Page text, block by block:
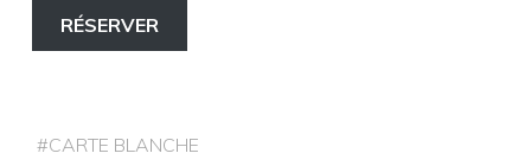
RÉSERVER
#CARTE BLANCHE